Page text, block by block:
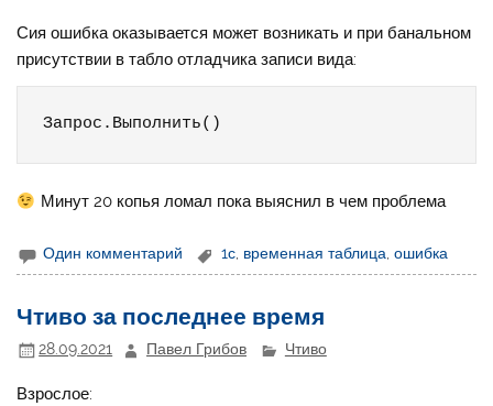
Сия ошибка оказывается может возникать и при банальном
присутствии в табло отладчика записи вида:
Запрос.Выполнить()
Минут 20 копья ломал пока выяснил в чем проблема
Один комментарий 1с, временная таблица,ошибка
Чтиво за последнее время
28.09.2021 Павел Грибов Чтиво
Взрослое: